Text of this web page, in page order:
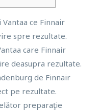
ce Finnair
spre rezultate.
care Finnair
deasupra rezultate.
de Finnair
pe rezultate.
preparaţie